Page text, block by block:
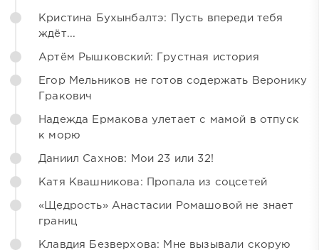
Кристина Бухынбалтэ: Пусть впереди тебя
ждёт...
Артём Рышковский: Грустная история
Егор Мельников не готов содержать Веронику
Гракович
Надежда Ермакова улетает с мамой в отпуск
к морю
Даниил Сахнов: Мои 23 или 32!
Катя Квашникова: Пропала из соцсетей
«Щедрость» Анастасии Ромашовой не знает
границ
Клавдия Безверхова: Мне вызывали скорую